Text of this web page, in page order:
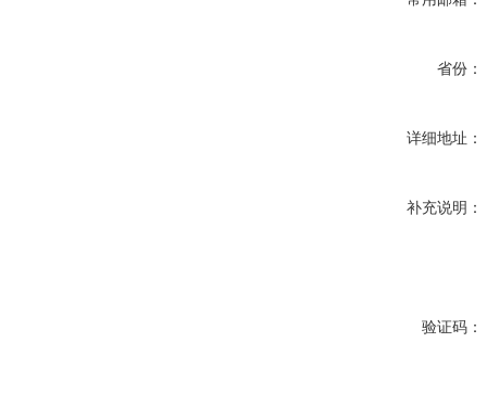
省份：
详细地址：
补充说明：
验证码：